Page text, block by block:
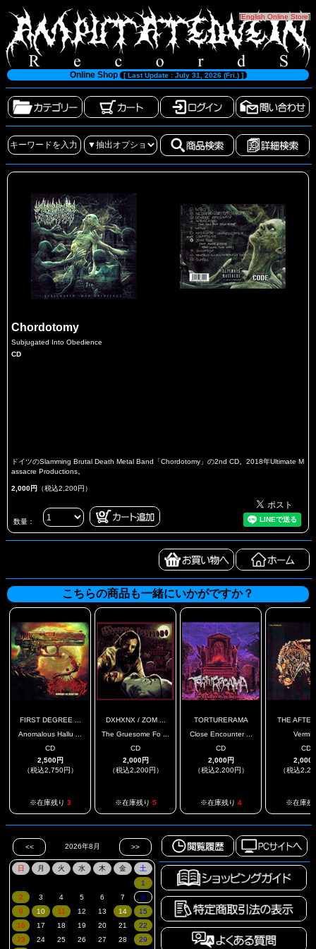
[English Online Store]
Online Shop [ Last Update : July 31, 2026 (Fri.) ]
Chordotomy
Subjugated Into Obedience
CD
ドイツのSlamming Brutal Death Metal Band「Chordotomy」の2nd CD。2018年Ultimate M
assacre Productions。
2,000円 （税込2,200円）
数量：
こちらの商品も一緒にいかがですか？
FIRST DEGREE ...
Anomalous Hallu ...
CD
2,500円
（税込2,750円）
※在庫残り 3
DXHXNX / ZOM ...
The Gruesome Fo ...
CD
2,000円
（税込2,200円）
※在庫残り 5
TORTURERAMA
Close Encounter ...
CD
2,000円
（税込2,200円）
※在庫残り 4
THE
CD
2,000
（税込
※在庫残